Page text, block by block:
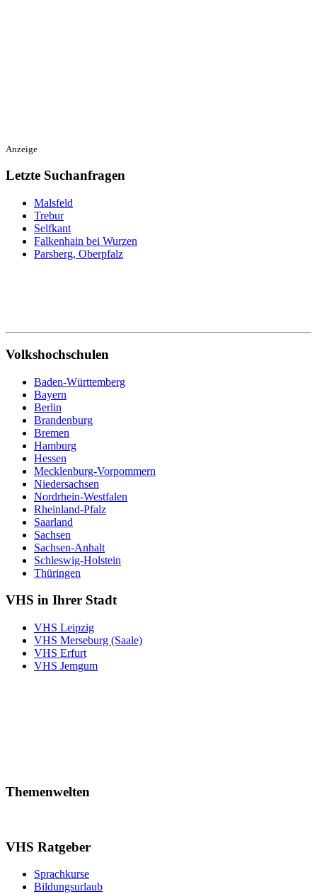
Anzeige
Letzte Suchanfragen
Malsfeld
Trebur
Selfkant
Falkenhain bei Wurzen
Parsberg, Oberpfalz
Volkshochschulen
Baden-Württemberg
Bayern
Berlin
Brandenburg
Bremen
Hamburg
Hessen
Mecklenburg-Vorpommern
Niedersachsen
Nordrhein-Westfalen
Rheinland-Pfalz
Saarland
Sachsen
Sachsen-Anhalt
Schleswig-Holstein
Thüringen
VHS in Ihrer Stadt
VHS Leipzig
VHS Merseburg (Saale)
VHS Erfurt
VHS Jemgum
Themenwelten
VHS Ratgeber
Sprachkurse
Bildungsurlaub